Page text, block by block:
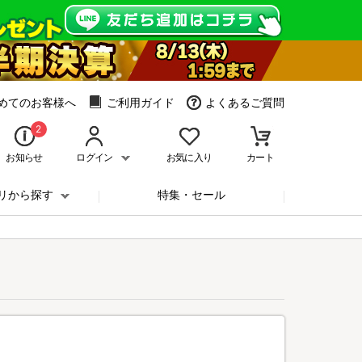
てのお客様へ ご利用ガイド よくあるご質問
2
お知らせ ログイン お気に入り カート
から探す 特集・セール